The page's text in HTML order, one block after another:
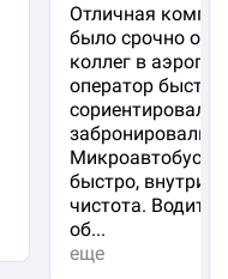
Отличная
было срочно
коллег в
оператор быстро
сориентировал и
забронировали
Микроавтобус
быстро, внутри
чистота.
об...
еще